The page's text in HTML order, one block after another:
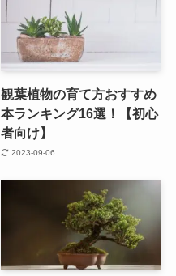
観葉植物の育て方おすすめ
本ランキング16選！【初心
者向け】
2023-09-06